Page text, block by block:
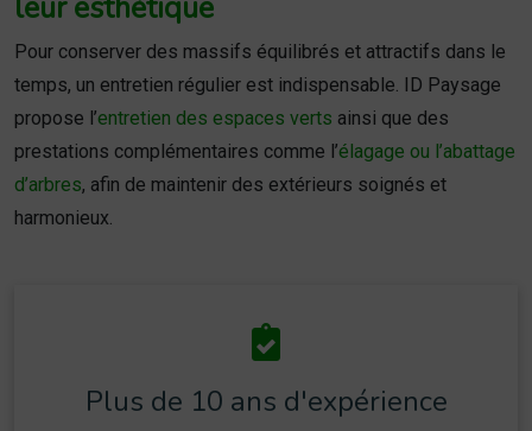
leur esthétique
Pour conserver des massifs équilibrés et attractifs dans le
temps, un entretien régulier est indispensable. ID Paysage
propose l’entretien des espaces verts ainsi que des
prestations complémentaires comme l’élagage ou l’abattage
d’arbres, afin de maintenir des extérieurs soignés et
harmonieux.
Plus de 10 ans d'expérience